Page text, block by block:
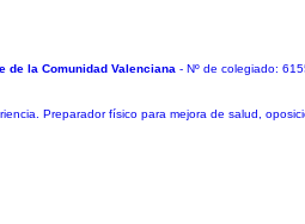
la Comunidad Valenciana - Nº de colegiado:
Preparador físico para mejora de salud,